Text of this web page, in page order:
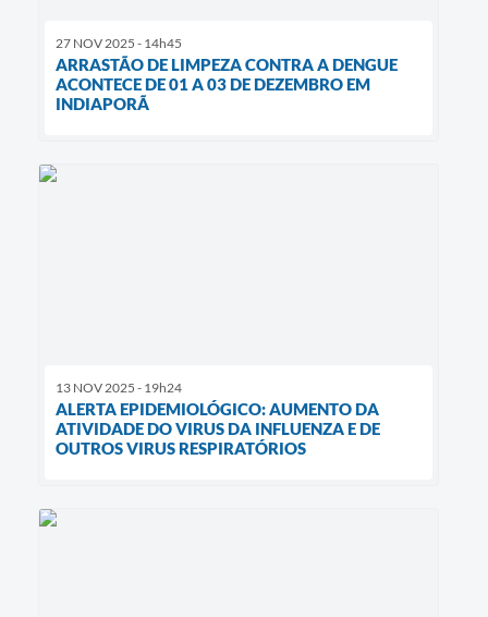
27 NOV 2025 - 14h45
ARRASTÃO DE LIMPEZA CONTRA A DENGUE
ACONTECE DE 01 A 03 DE DEZEMBRO EM
INDIAPORÃ
13 NOV 2025 - 19h24
ALERTA EPIDEMIOLÓGICO: AUMENTO DA
ATIVIDADE DO VIRUS DA INFLUENZA E DE
OUTROS VIRUS RESPIRATÓRIOS